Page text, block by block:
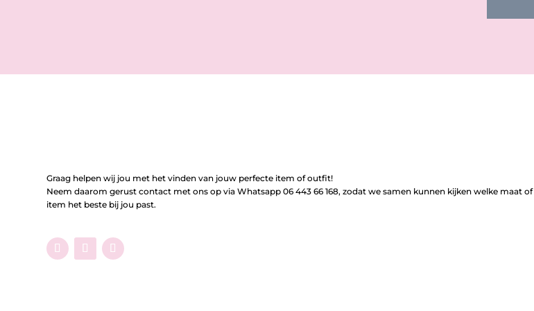
Graag helpen wij jou met het vinden van jouw perfecte item of outfit!
Neem daarom gerust contact met ons op via Whatsapp 06 443 66 168, zodat we samen kunnen kijken welke maat of
item het beste bij jou past.